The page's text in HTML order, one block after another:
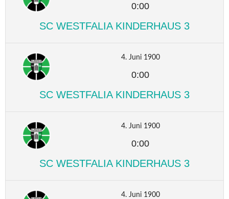
0:00
SC WESTFALIA KINDERHAUS 3
4. Juni 1900
0:00
SC WESTFALIA KINDERHAUS 3
4. Juni 1900
0:00
SC WESTFALIA KINDERHAUS 3
4. Juni 1900